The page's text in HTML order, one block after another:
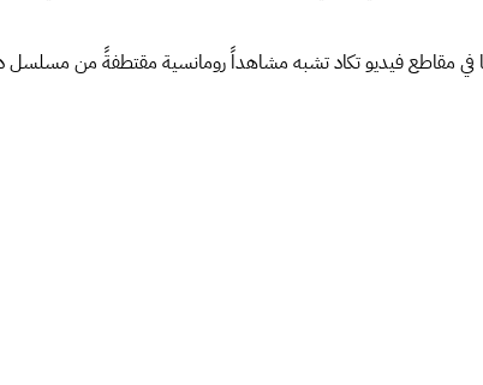
في مقاطع فيديو تكاد تشبه مشاهداً رومانسية مقتطفةً من